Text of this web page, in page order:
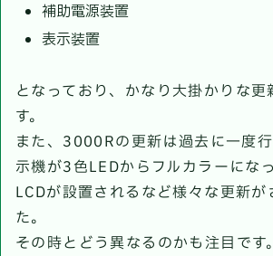
補助電源装置
表示装置
となっており、かなり大掛かりな更
す。
また、3000Rの更新は過去に一度
示機が3色LEDからフルカラーにな
LCDが設置されるなど様々な更新が
た。
その時とどう異なるのかも注目です。